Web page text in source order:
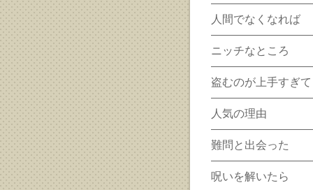
人間でなくなれば
ニッチなところ
盗むのが上手すぎて
人気の理由
難問と出会った
呪いを解いたら